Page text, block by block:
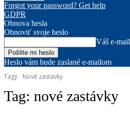
Forgot your password? Get help
GDPR
Obnova hesla
Obnoviť svoje heslo
Váš e-mail
Heslo vám bude zaslané e-mailom
Tagy
Nové zastávky
Tag: nové zastávky